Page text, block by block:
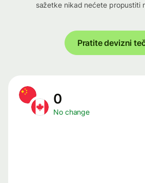
sažetke nikad nećete propustiti
Pratite devizni
0
No change